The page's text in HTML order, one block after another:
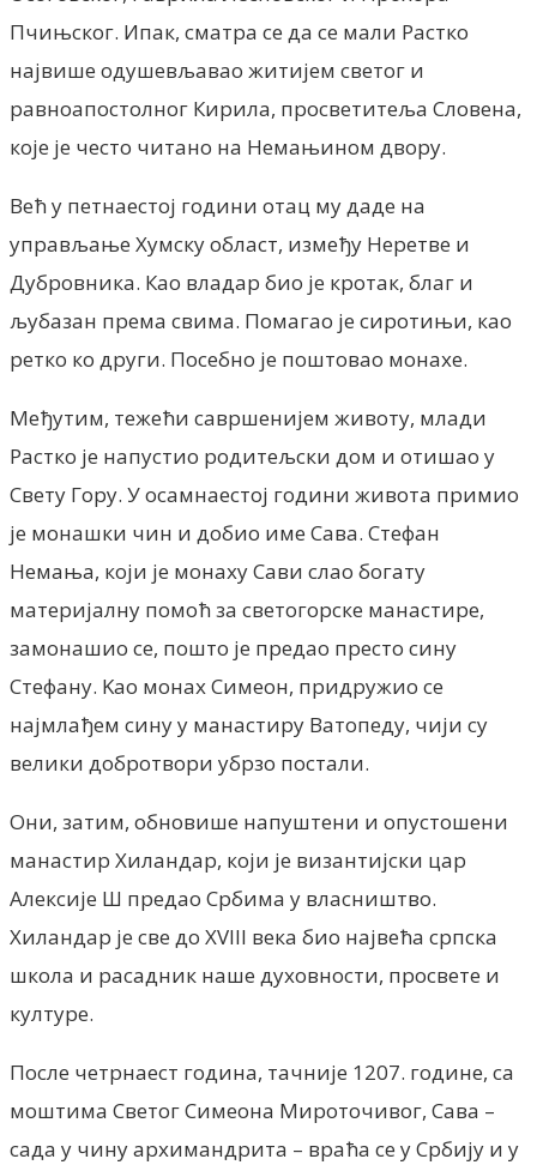
Пчињског. Ипак, сматра се да се мали Растко
највише одушевљавао житијем светог и
равноапостолног Кирила, просветитеља Словена,
које је често читано на Немањином двору.
Већ у петнаестој години отац му даде на
управљање Хумску област, између Неретве и
Дубровника. Као владар био је кротак, благ и
љубазан према свима. Помагао је сиротињи, као
ретко ко други. Посебно је поштовао монахе.
Међутим, тежећи савршенијем животу, млади
Растко је напустио родитељски дом и отишао у
Свету Гору. У осамнаестој години живота примио
је монашки чин и добио име Сава. Стефан
Немања, који је монаху Сави слао богату
материјалну помоћ за светогорске манастире,
замонашио се, пошто је предао престо сину
Стефану. Kао монах Симеон, придружиo се
најмлађем сину у манастиру Ватопеду, чији су
велики добротвори убрзо постали.
Они, затим, обновише напуштени и опустошени
манастир Хиландар, који је византијски цар
Алексије Ш предао Србима у власништво.
Хиландар је све до XVIII века био највећа српска
школа и расадник наше духовности, просвете и
културе.
После четрнаест година, тачније 1207. године, са
моштима Светог Симеона Мироточивог, Сава –
сада у чину архимандрита – враћа се у Србију и у